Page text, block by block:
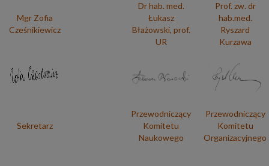
Mgr Zofia
Cześnikiewicz
Dr hab. med.
Łukasz
Błażowski, prof.
UR
Prof. zw. dr
hab.med.
Ryszard
Kurzawa
Sekretarz
Przewodniczący
Komitetu
Naukowego
Przewodniczący
Komitetu
Organizacyjnego